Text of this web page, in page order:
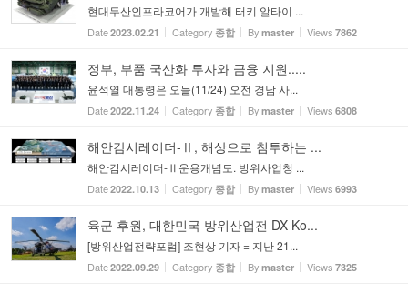
현대두산인프라코어가 개발해 터키 알타이 ...
Date2023.02.21 Category 종합 By master Views 7862
정부, 부품 국산화 투자와 금융 지원.....
윤석열 대통령은 오늘(11/24) 오전 경남 사...
Date2022.11.24 Category 종합 By master Views 6808
해안감시레이더-Ⅱ, 해상으로 침투하는 ...
해안감시레이더-Ⅱ운용개념도. 방위사업청 ...
Date2022.10.13 Category 종합 By master Views 6993
육군 후원, 대한민국 방위산업전 DX-Ko...
[방위산업전략포럼] 조현상 기자 = 지난 21...
Date2022.09.29 Category 종합 By master Views 7325